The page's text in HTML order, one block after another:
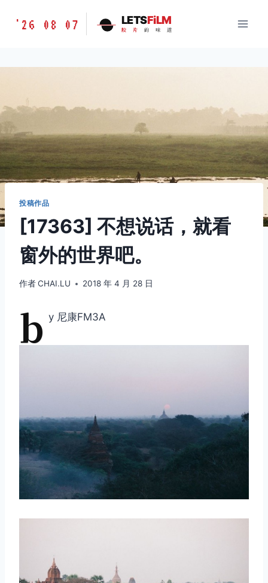
胶
味
LETSFILM
'26 08 07 LETSFiLM
胶 片 的 味 道
投稿作品
[17363] 不想说话，就看
窗外的世界吧。
作者CHAI.LU 2018 年 4 月 28 日
b y 尼康FM3A